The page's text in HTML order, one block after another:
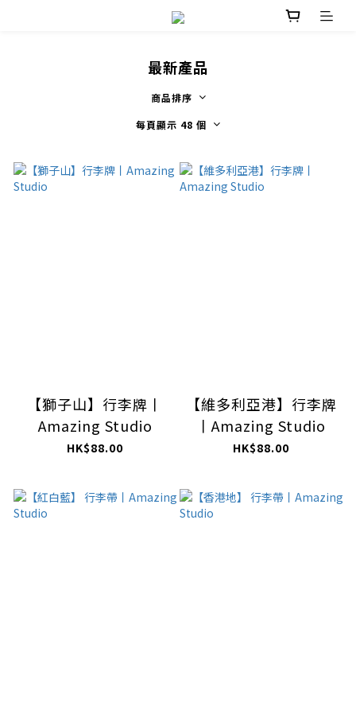
最新產品
商品排序
每頁顯示 48 個
【獅子山】行李牌丨
Amazing Studio
HK$88.00
【維多利亞港】行李牌
丨Amazing Studio
HK$88.00